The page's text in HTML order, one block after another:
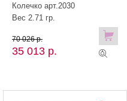
Колечко арт.2030
Вес 2.71 гр.
35 013 р.
70 026 р.